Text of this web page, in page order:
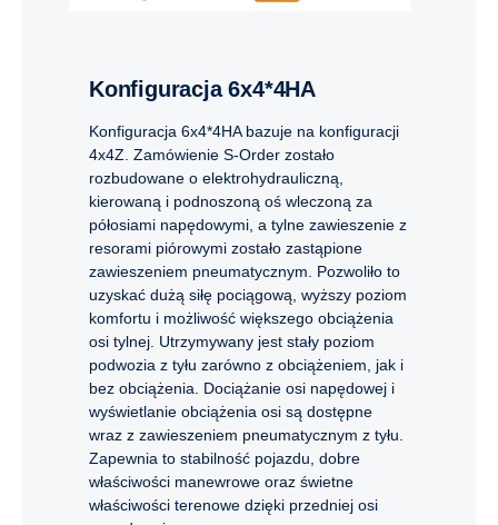
Konfiguracja 6x4*4HA
Konfiguracja 6x4*4HA bazuje na konfiguracji
4x4Z. Zamówienie S-Order zostało
rozbudowane o elektrohydrauliczną,
kierowaną i podnoszoną oś wleczoną za
półosiami napędowymi, a tylne zawieszenie z
resorami piórowymi zostało zastąpione
zawieszeniem pneumatycznym. Pozwoliło to
uzyskać dużą siłę pociągową, wyższy poziom
komfortu i możliwość większego obciążenia
osi tylnej. Utrzymywany jest stały poziom
podwozia z tyłu zarówno z obciążeniem, jak i
bez obciążenia. Dociążanie osi napędowej i
wyświetlanie obciążenia osi są dostępne
wraz z zawieszeniem pneumatycznym z tyłu.
Zapewnia to stabilność pojazdu, dobre
właściwości manewrowe oraz świetne
właściwości terenowe dzięki przedniej osi